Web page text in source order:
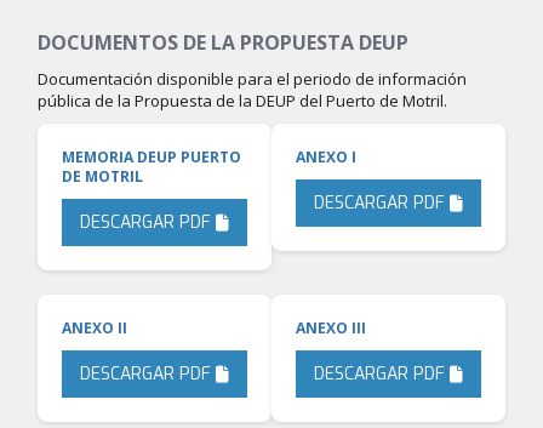
DOCUMENTOS DE LA PROPUESTA DEUP
Documentación disponible para el periodo de información
pública de la Propuesta de la DEUP del Puerto de Motril.
MEMORIA DEUP PUERTO
DE MOTRIL
DESCARGAR PDF
ANEXO I
DESCARGAR PDF
ANEXO II
DESCARGAR PDF
ANEXO III
DESCARGAR PDF